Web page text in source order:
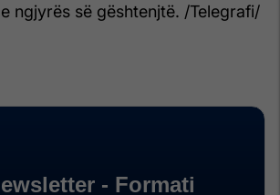
ngjyrës së gështenjtë. /Telegrafi/